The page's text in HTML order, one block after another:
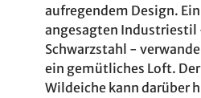
aufregendem Design. Ein
angesagten Industriestil
Schwarzstahl -
ein gemütliches Loft.
Wildeiche kann darüber